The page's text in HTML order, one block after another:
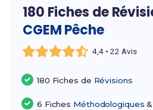
180 Fiches de
CGEM Pêche
4,4 • 22 Avis
180 Fiches de Révisions
6 Fiches Méthodologiques